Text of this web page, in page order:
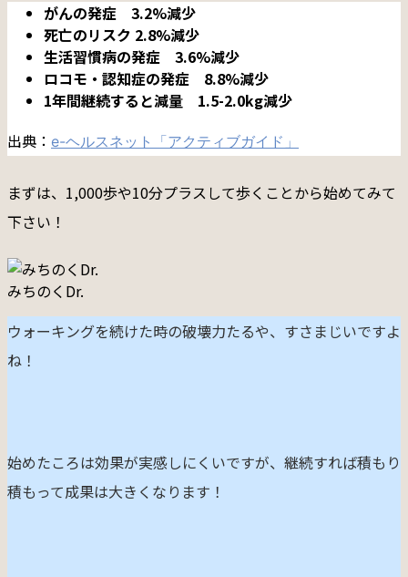
がんの発症 3.2%減少
死亡のリスク 2.8%減少
生活習慣病の発症 3.6%減少
ロコモ・認知症の発症 8.8%減少
1年間継続すると減量 1.5-2.0kg減少
出典： e-ヘルスネット「アクティブガイド」
まずは、1,000歩や10分プラスして歩くことから始めてみて
下さい！
みちのくDr.
ウォーキングを続けた時の破壊力たるや、すさまじいですよ
ね！
始めたころは効果が実感しにくいですが、継続すれば積もり
積もって成果は大きくなります！